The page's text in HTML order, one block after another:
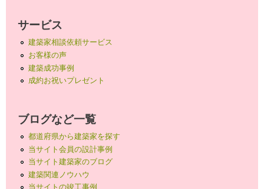
サービス
建築家相談依頼サービス
お客様の声
建築成功事例
成約お祝いプレゼント
ブログなど一覧
都道府県から建築家を探す
当サイト会員の設計事例
当サイト建築家のブログ
建築関連ノウハウ